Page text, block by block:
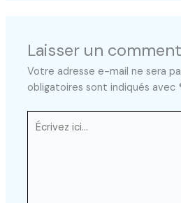
Laisser un
Votre adresse e-mail ne sera
obligatoires sont indiqués avec
Écrivez
ici…